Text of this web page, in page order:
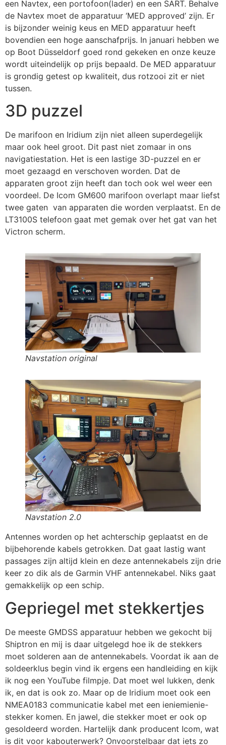
een Navtex, een portofoon(lader) en een SART. Behalve
de Navtex moet de apparatuur ‘MED approved’ zijn. Er
is bijzonder weinig keus en MED apparatuur heeft
bovendien een hoge aanschafprijs. In januari hebben we
op Boot Düsseldorf goed rond gekeken en onze keuze
wordt uiteindelijk op prijs bepaald. De MED apparatuur
is grondig getest op kwaliteit, dus rotzooi zit er niet
tussen.
3D puzzel
De marifoon en Iridium zijn niet alleen superdegelijk
maar ook heel groot. Dit past niet zomaar in ons
navigatiestation. Het is een lastige 3D-puzzel en er
moet gezaagd en verschoven worden. Dat de
apparaten groot zijn heeft dan toch ook wel weer een
voordeel. De Icom GM600 marifoon overlapt maar liefst
twee gaten van apparaten die worden verplaatst. En de
LT3100S telefoon gaat met gemak over het gat van het
Victron scherm.
Navstation original
Navstation 2.0
Antennes worden op het achterschip geplaatst en de
bijbehorende kabels getrokken. Dat gaat lastig want
passages zijn altijd klein en deze antennekabels zijn drie
keer zo dik als de Garmin VHF antennekabel. Niks gaat
gemakkelijk op een schip.
Gepriegel met stekkertjes
De meeste GMDSS apparatuur hebben we gekocht bij
Shiptron en mij is daar uitgelegd hoe ik de stekkers
moet solderen aan de antennekabels. Voordat ik aan de
soldeerklus begin vind ik ergens een handleiding en kijk
ik nog een YouTube filmpje. Dat moet wel lukken, denk
ik, en dat is ook zo. Maar op de Iridium moet ook een
NMEA0183 communicatie kabel met een ieniemienie-
stekker komen. En jawel, die stekker moet er ook op
gesoldeerd worden. Hartelijk dank producent Icom, wat
is dit voor kabouterwerk? Onvoorstelbaar dat iets zo